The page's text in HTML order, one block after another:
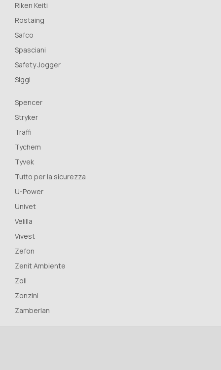
Riken Keiti
Rostaing
Safco
Spasciani
Safety Jogger
Siggi
Spencer
Stryker
Traffi
Tychem
Tyvek
Tutto per la sicurezza
U-Power
Univet
Velilla
Vivest
Zefon
Zenit Ambiente
Zoll
Zonzini
Zamberlan